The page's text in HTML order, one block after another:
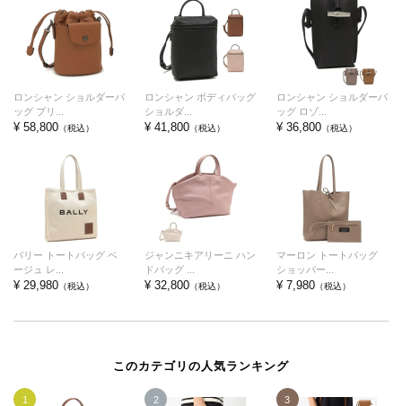
ロンシャン ショルダーバ
ッグ プリ...
¥ 58,800 （税込）
ロンシャン ボディバッグ
ショルダ...
¥ 41,800 （税込）
ロンシャン ショルダーバ
ッグ ロゾ...
¥ 36,800（税込）
バリー トートバッグ ベ
ージュ レ...
¥ 29,980 （税込）
ジャンニキアリーニ ハン
ドバッグ ...
¥ 32,800 （税込）
マーロン トートバッグ
ショッパー...
¥ 7,980（税込）
このカテゴリの人気ランキング
1 2 3